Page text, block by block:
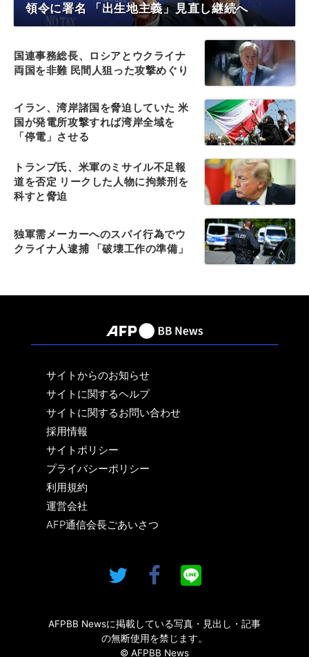
領令に署名 「出生地主義」見直し継続へ
国連事務総長、ロシアとウクライナ
両国を非難 民間人狙った攻撃めぐり
イラン、湾岸諸国を脅迫していた 米
国が発電所攻撃すれば湾岸全域を
「停電」させる
トランプ氏、米軍のミサイル不足報
道を否定 リークした人物に拘禁刑を
科すと脅迫
独軍需メーカーへのスパイ行為でウ
クライナ人逮捕 「破壊工作の準備」
サイトからのお知らせ
サイトに関するヘルプ
サイトに関するお問い合わせ
採用情報
サイトポリシー
プライバシーポリシー
利用規約
運営会社
AFP通信会長ごあいさつ
AFPBB Newsに掲載している写真・見出し・記事
の無断使用を禁じます。
© AFPBB News